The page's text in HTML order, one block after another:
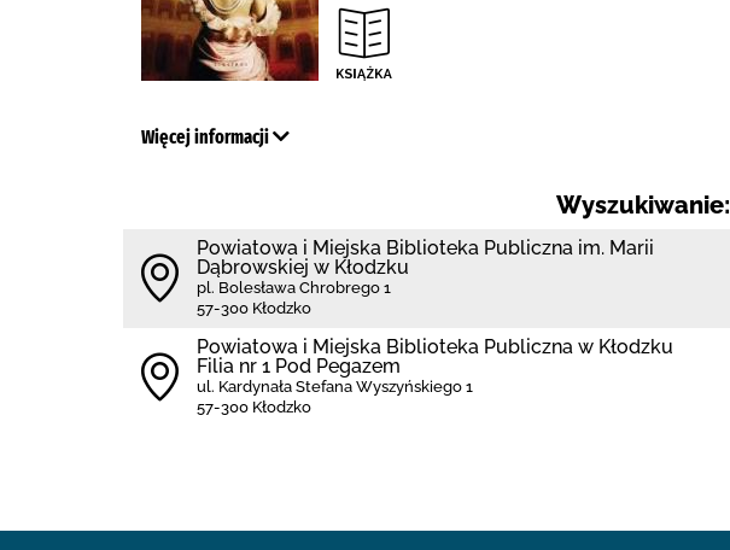
Więcej informacji
Wyszukiwanie:
Powiatowa i Miejska Biblioteka Publiczna im. Marii
Dąbrowskiej w Kłodzku
pl. Bolesława Chrobrego 1
57-300 Kłodzko
Powiatowa i Miejska Biblioteka Publiczna w Kłodzku
Filia nr 1 Pod Pegazem
ul. Kardynała Stefana Wyszyńskiego 1
57-300 Kłodzko